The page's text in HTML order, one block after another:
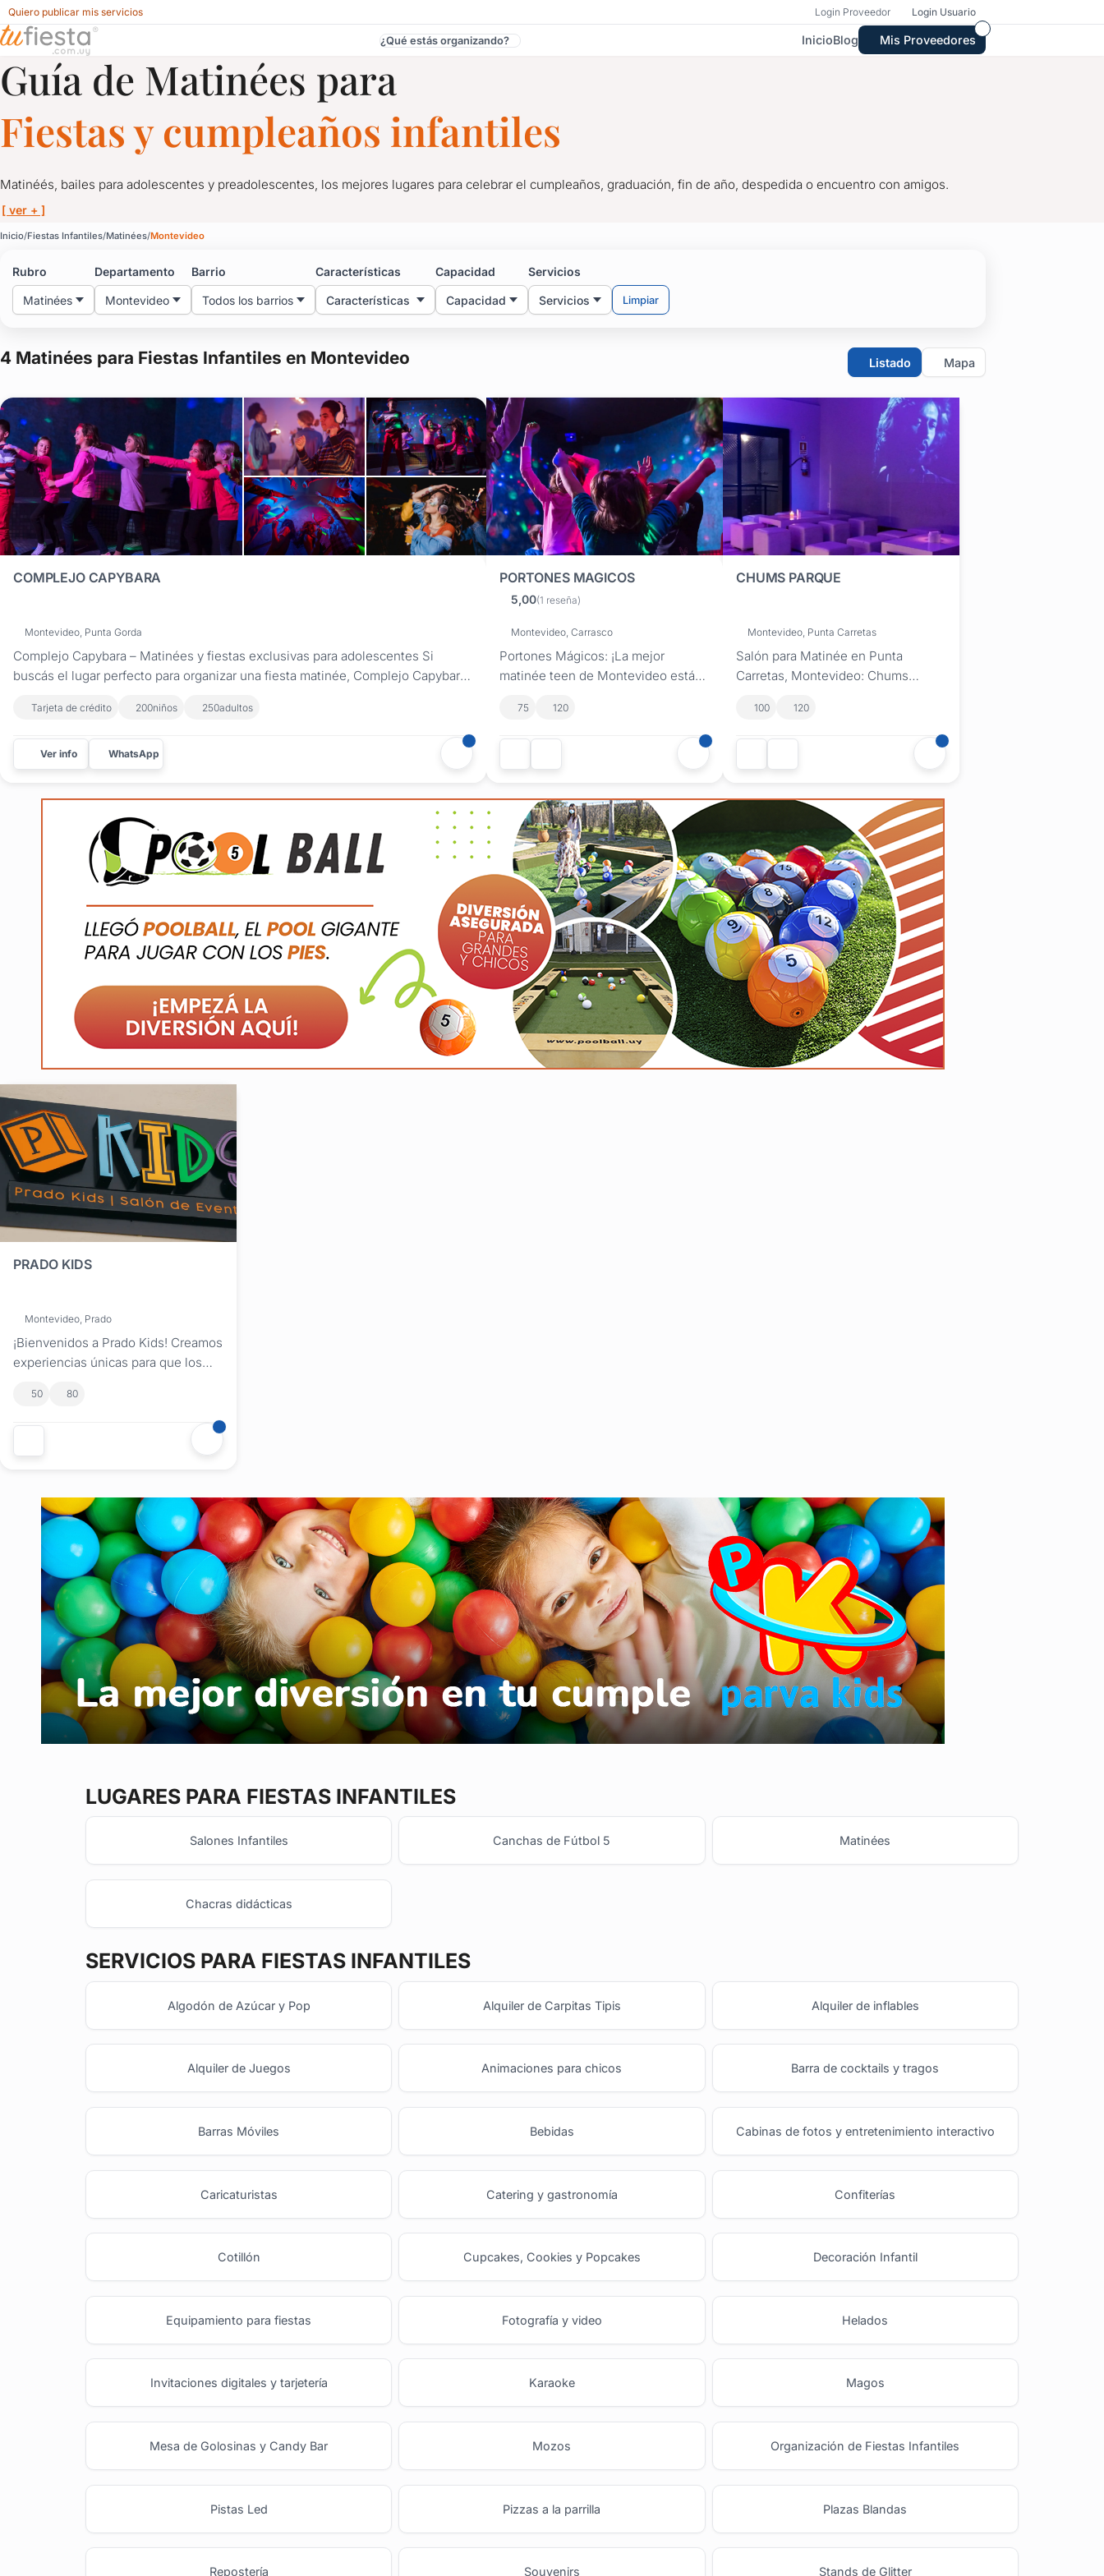
Quiero publicar mis servicios Login Proveedor Login Usuario
Matinées para Fiestas Infantiles en Montevideo
¿Qué estás organizando? InicioBlog Mis Proveedores
Guía de Matinées para
Fiestas y cumpleaños infantiles
Matinéés, bailes para adolescentes y preadolescentes, los mejores lugares para celebrar el cumpleaños, graduación, fin de año, despedida o encuentro con amigos.
[ ver + ]
Inicio Fiestas Infantiles Matinées Montevideo
Rubro
Matinées
Departamento
Montevideo
Barrio
Todos los barrios
Características
Características
Capacidad
Capacidad
Servicios
Servicios Limpiar
4 Matinées para Fiestas Infantiles en Montevideo Listado Mapa
COMPLEJO CAPYBARA
Montevideo, Punta Gorda
Complejo Capybara – Matinées y fiestas exclusivas para adolescentes Si
buscás el lugar perfecto para organizar una fiesta matinée, Complejo Capybara
adaptado a las tendencias actuales. Desde fiestas flúo y matinées...
Tarjeta de crédito 200niños 250adultos
Ver info WhatsApp
PORTONES MAGICOS
5,00(1 reseña)
Montevideo, Carrasco
Portones Mágicos: ¡La mejor
matinée teen de Montevideo está
Gorda, te ofrecemos fiesta matinée
para adolescentes con pista de
última generación, maquillaje flúo y
la diversión y...
75 120
CHUMS PARQUE
Montevideo, Punta Carretas
Salón para Matinée en Punta
Carretas, Montevideo: Chums
una matinée en Montevideo?
Chums Parque es el salón de
diseñado específicamente para que
vivan una experiencia de fiesta real
en un entorno...
100 120
PRADO KIDS
Montevideo, Prado
¡Bienvenidos a Prado Kids! Creamos
experiencias únicas para que los
cumpleaños de sus vidas.
Estratégicamente ubicados en el
ofrecemos un espacio vibrante y
principales centros educativos.
¿Qué hace a...
50 80
LUGARES PARA FIESTAS INFANTILES
Salones Infantiles Canchas de Fútbol 5 Matinées
Chacras didácticas
SERVICIOS PARA FIESTAS INFANTILES
Algodón de Azúcar y Pop Alquiler de Carpitas Tipis Alquiler de inflables
Alquiler de Juegos Animaciones para chicos Barra de cocktails y tragos
Barras Móviles Bebidas Cabinas de fotos y entretenimiento interactivo
Caricaturistas Catering y gastronomía Confiterías
Cotillón Cupcakes, Cookies y Popcakes Decoración Infantil
Equipamiento para fiestas Fotografía y video Helados
Invitaciones digitales y tarjetería Karaoke Magos
Mesa de Golosinas y Candy Bar Mozos Organización de Fiestas Infantiles
Pistas Led Pizzas a la parrilla Plazas Blandas
Repostería Souvenirs Stands de Glitter
Matinées para Fiestas Infantiles en Montevideo
Matinéés, bailes para adolescentes y preadolescentes, los mejores lugares para celebrar el cumpleaños, graduación, fin de año, despedida o encuentro con amigos.
Espacios confortables, adecuados y seguros para la diversión.